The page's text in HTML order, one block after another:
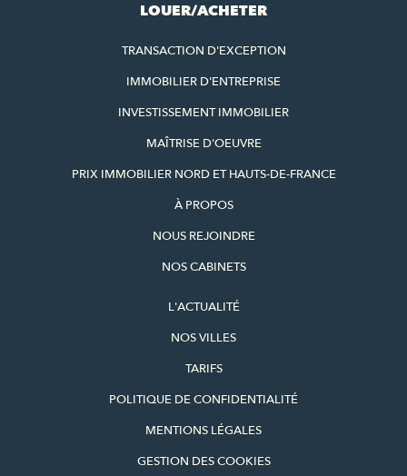
LOUER/ACHETER
TRANSACTION D'EXCEPTION
IMMOBILIER D'ENTREPRISE
INVESTISSEMENT IMMOBILIER
MAÎTRISE D'OEUVRE
PRIX IMMOBILIER NORD ET HAUTS-DE-FRANCE
À PROPOS
NOUS REJOINDRE
NOS CABINETS
L'ACTUALITÉ
NOS VILLES
TARIFS
POLITIQUE DE CONFIDENTIALITÉ
MENTIONS LÉGALES
GESTION DES COOKIES